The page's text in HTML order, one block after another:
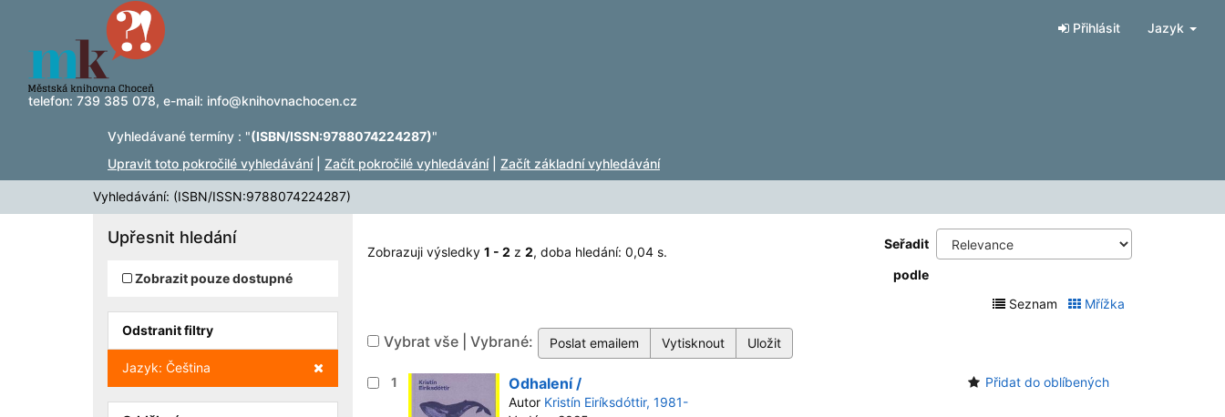
Zobrazuji výsledky1 - 2z2
Přeskočit na obsah
telefon: 739 385 078, e-mail: info@knihovnachocen.cz
Přihlásit Jazyk
Vyhledávané termíny : "(ISBN/ISSN:9788074224287)"
Upravit toto pokročilé vyhledávání| Začít pokročilé vyhledávání| Začít základní vyhledávání
Vyhledávání: (ISBN/ISSN:9788074224287)
Zobrazuji výsledky 1 - 2 z 2, doba hledání: 0,04 s.
Seřadit
podle
Seznam
Mřížka
Vybrat vše | Vybrané:
1 Odhalení /
Autor Kristín Eiríksdóttir, 1981-
Přidat do oblíbených
Upřesnit hledání
Zobrazit pouze dostupné
Odstranit filtry
Zrušit filtr
Jazyk: Čeština